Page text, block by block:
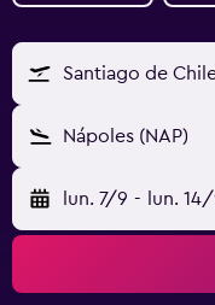
Santiago de
Nápoles (NAP)
lun. 7/9 - lun.